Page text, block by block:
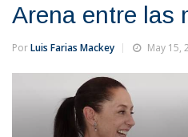
Arena entre las
PorLuis Farias Mackey May 15,